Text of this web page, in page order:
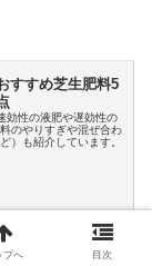
すすめ芝生肥料5
効性の液肥や遅効性の
のやりすぎや混ぜ合わ
）も紹介しています。
プへ 目次